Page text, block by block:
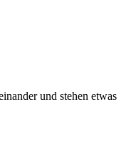
und stehen etwas